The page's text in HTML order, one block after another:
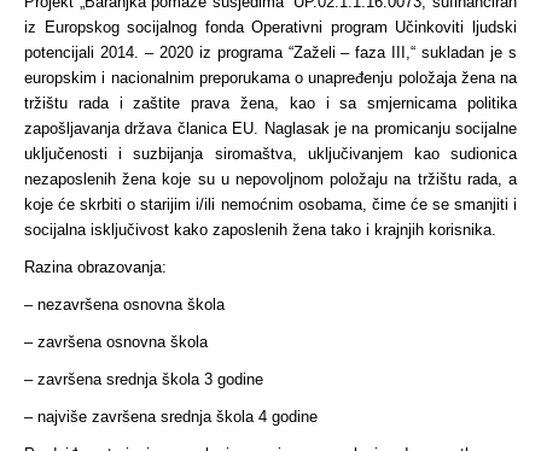
iz Europskog socijalnog fonda Operativni program Učinkoviti ljudski
potencijali 2014. – 2020 iz programa “Zaželi – faza III,“ sukladan je s
europskim i nacionalnim preporukama o unapređenju položaja žena na
tržištu rada i zaštite prava žena, kao i sa smjernicama politika
zapošljavanja država članica EU. Naglasak je na promicanju socijalne
uključenosti i suzbijanja siromaštva, uključivanjem kao sudionica
nezaposlenih žena koje su u nepovoljnom položaju na tržištu rada, a
koje će skrbiti o starijim i/ili nemoćnim osobama, čime će se smanjiti i
socijalna isključivost kako zaposlenih žena tako i krajnjih korisnika.
Razina obrazovanja:
– nezavršena osnovna škola
– završena osnovna škola
– završena srednja škola 3 godine
– najviše završena srednja škola 4 godine